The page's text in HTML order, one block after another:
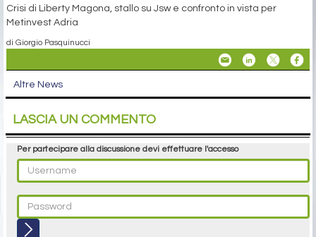
Crisi di Liberty Magona, stallo su Jsw e confronto in vista per
Metinvest Adria
di Giorgio Pasquinucci
Altre News
LASCIA UN COMMENTO
Per partecipare alla discussione devi effettuare l'accesso